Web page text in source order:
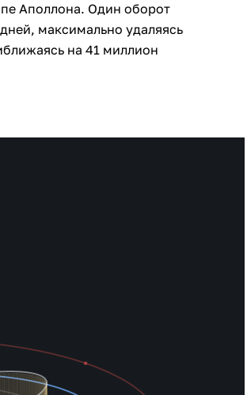
Аполлона. Один оборот
максимально удаляясь
на 41 миллион